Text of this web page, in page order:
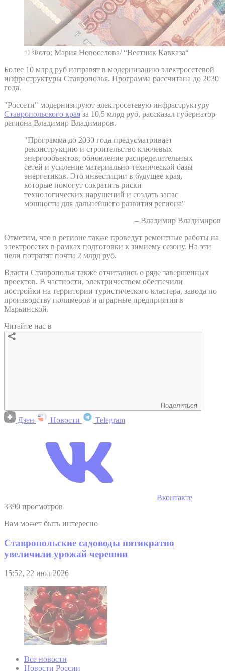
© Фото: Мария Новоселова/ “Вестник Кавказа“
Более 10 млрд руб направят в модернизацию электросетевой
инфраструктуры Ставрополья. Программа рассчитана до 2030
года.
"Россети" модернизируют электросетевую инфраструктуру
Ставропольского края за 10,5 млрд руб, рассказал губернатор
региона Владимир Владимиров.
"Программа до 2030 года предусматривает
реконструкцию и строительство ключевых
энергообъектов, обновление распределительных
сетей и усиление материально-технической базы
энергетиков. Это инвестиции в будущее края,
которые помогут сократить риски
технологических нарушений и создать запас
мощности для дальнейшего развития региона"
– Владимир Владимиров
Отметим, что в регионе также проведут ремонтные работы на
электросетях в рамках подготовки к зимнему сезону. На эти
цели потратят почти 2 млрд руб.
Власти Ставрополья также отчитались о ряде завершенных
проектов. В частности, электричеством обеспечили
постройки на территории туристического кластера, завода по
производству полимеров и аграрные предприятия в
Марьинской.
Читайте нас в
Поделиться
Дзен Новости Telegram
Вконтакте
3390 просмотров
Вам может быть интересно
Ставропольские садоводы пятикратно
увеличили урожай черешни
15:52, 22 июл 2026
Все новости
Новости России